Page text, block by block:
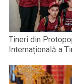
Tineri din
Internațională a